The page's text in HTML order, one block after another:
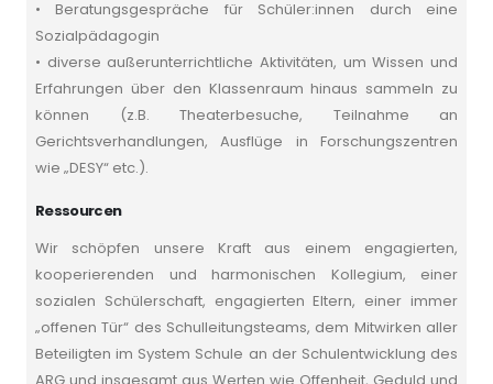
• Beratungsgespräche für Schüler:innen durch eine
Sozialpädagogin
• diverse außerunterrichtliche Aktivitäten, um Wissen und
Erfahrungen über den Klassenraum hinaus sammeln zu
können (z.B. Theaterbesuche, Teilnahme an
Gerichtsverhandlungen, Ausflüge in Forschungszentren
wie „DESY“ etc.).
Ressourcen
Wir schöpfen unsere Kraft aus einem engagierten,
kooperierenden und harmonischen Kollegium, einer
sozialen Schülerschaft, engagierten Eltern, einer immer
„offenen Tür“ des Schulleitungsteams, dem Mitwirken aller
Beteiligten im System Schule an der Schulentwicklung des